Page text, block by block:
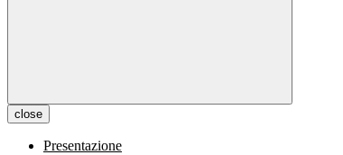
close
Presentazione